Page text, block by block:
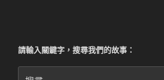
請輸入關鍵字，搜尋我們的故事：